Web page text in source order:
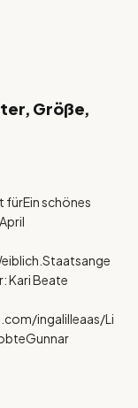
Größe,
fürEin schönes
Kari Beate
ingalilleaas/Li